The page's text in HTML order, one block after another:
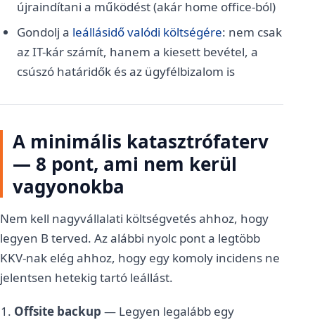
újraindítani a működést (akár home office-ból)
Gondolj a leállásidő valódi költségére: nem csak
az IT-kár számít, hanem a kiesett bevétel, a
csúszó határidők és az ügyfélbizalom is
A minimális katasztrófaterv
— 8 pont, ami nem kerül
vagyonokba
Nem kell nagyvállalati költségvetés ahhoz, hogy
legyen B terved. Az alábbi nyolc pont a legtöbb
KKV-nak elég ahhoz, hogy egy komoly incidens ne
jelentsen hetekig tartó leállást.
Offsite backup — Legyen legalább egy